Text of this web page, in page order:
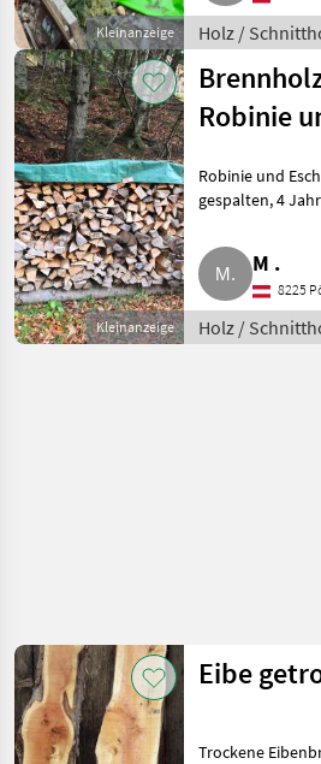
Kleinanzeige Holz /
Kleinanzeige
Robinie
Robinie und Esche, 1 m
gespalten, 4 Jahre lang
Scheiterholz, Kirsch, Ahorn und
Esche, 30 cm lang und
ofenfertig, 5 Jahre unter Dach
luftge
M .
8225
Holz /
Eibe
Trockene